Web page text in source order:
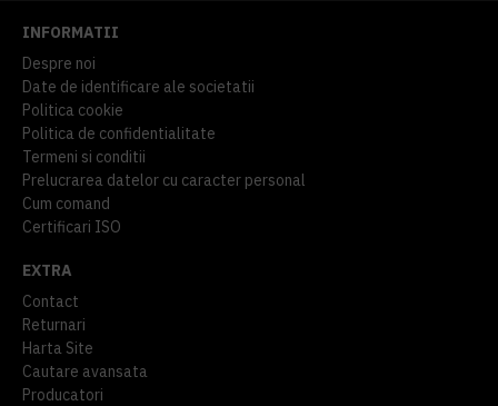
INFORMATII
Despre noi
Date de identificare ale societatii
Politica cookie
Politica de confidentialitate
Termeni si conditii
Prelucrarea datelor cu caracter personal
Cum comand
Certificari ISO
EXTRA
Contact
Returnari
Harta Site
Cautare avansata
Producatori